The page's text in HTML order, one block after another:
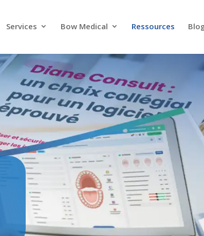
Services Bow Medical Ressources
Cas Clients Partenariat
s